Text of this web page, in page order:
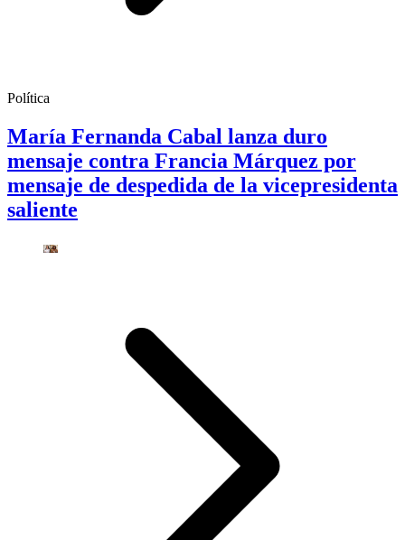
Política
María Fernanda Cabal lanza duro
mensaje contra Francia Márquez por
mensaje de despedida de la vicepresidenta
saliente